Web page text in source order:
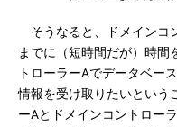
そうなると、ドメインコ
までに（短時間だが）時間
トローラーAでデータベー
情報を受け取りたいという
ーAとドメインコントロー